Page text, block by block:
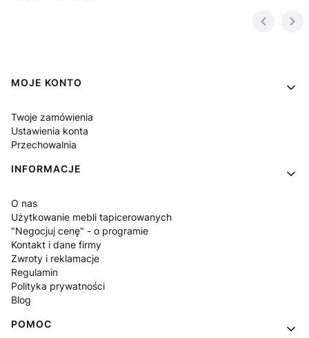
Linki w stopce
MOJE KONTO
Twoje zamówienia
Ustawienia konta
Przechowalnia
INFORMACJE
O nas
Użytkowanie mebli tapicerowanych
"Negocjuj cenę" - o programie
Kontakt i dane firmy
Zwroty i reklamacje
Regulamin
Polityka prywatności
Blog
POMOC